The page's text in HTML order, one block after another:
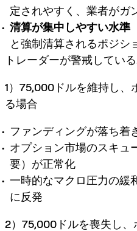
定されやすく、業者がガ
清算が集中しやすい水準
と強制清算されるポジシ
トレーダーが警戒してい
1）75,000ドルを維持し、
る場合
ファンディングが落ち着
オプション市場のスキュ
要）が正常化
一時的なマクロ圧力の緩
に反発
2）75,000ドルを喪失し